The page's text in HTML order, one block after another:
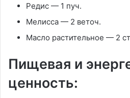
Редис — 1 пуч.
Мелисса — 2 веточ.
Масло растительное — 2
Пищевая и
ценность: